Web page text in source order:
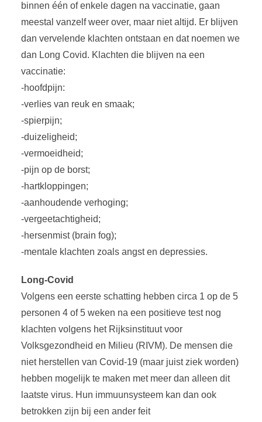
binnen één of enkele dagen na vaccinatie, gaan
meestal vanzelf weer over, maar niet altijd. Er blijven
dan vervelende klachten ontstaan en dat noemen we
dan Long Covid. Klachten die blijven na een
vaccinatie:
-hoofdpijn:
-verlies van reuk en smaak;
-spierpijn;
-duizeligheid;
-vermoeidheid;
-pijn op de borst;
-hartkloppingen;
-aanhoudende verhoging;
-vergeetachtigheid;
-hersenmist (brain fog);
-mentale klachten zoals angst en depressies.
Long-Covid
Volgens een eerste schatting hebben circa 1 op de 5
personen 4 of 5 weken na een positieve test nog
klachten volgens het Rijksinstituut voor
Volksgezondheid en Milieu (RIVM). De mensen die
niet herstellen van Covid-19 (maar juist ziek worden)
hebben mogelijk te maken met meer dan alleen dit
laatste virus. Hun immuunsysteem kan dan ook
betrokken zijn bij een ander feit